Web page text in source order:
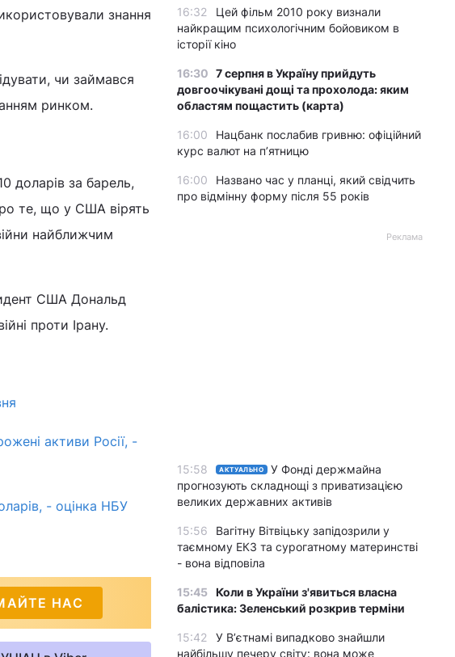
знання
чи займався
ринком.
доларів за барель,
те, що у США вірять
найближчим
США Дональд
проти Ірану.
активи Росії, -
- оцінка НБУ
НАС
16:32
Цей фільм 2010 року визнали
найкращим психологічним бойовиком в
історії кіно
16:30 7 серпня в Україну прийдуть
довгоочікувані дощі та прохолода: яким
областям пощастить (карта)
16:00
Нацбанк послабив гривню: офіційний
курс валют на п’ятницю
16:00
Названо час у планці, який свідчить
про відмінну форму після 55 років
Реклама
15:58 АКТУАЛЬНО
У Фонді держмайна
прогнозують складнощі з приватизацією
великих державних активів
15:56
Вагітну Вітвіцьку запідозрили у
таємному ЕКЗ та сурогатному материнстві
- вона відповіла
15:45 Коли в України з'явиться власна
балістика: Зеленський розкрив терміни
15:42
У Вʼєтнамі випадково знайшли
найбільшу печеру світу: вона може